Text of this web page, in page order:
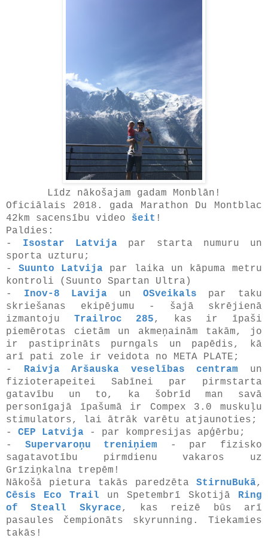
Līdz nākošajam gadam Monblān!
Oficiālais 2018. gada Marathon Du Montblac
42km sacensību video šeit !
Paldies:
- Isostar Latvija par starta numuru un
sporta uzturu;
-Suunto Latvija par laika un kāpuma metru
kontroli (Suunto Spartan Ultra)
- Inov-8 Lavija un OSveikals par taku
skriešanas ekipējumu - šajā skrējienā
izmantoju Trailroc 285, kas ir īpaši
piemērotas cietām un akmeņainām takām, jo
ir pastiprināts purngals un papēdis, kā
arī pati zole ir veidota no META PLATE;
- Raivja Aršauska veselības centram un
fizioterapeitei Sabīnei par pirmstarta
gatavību un to, ka šobrīd man savā
personīgajā īpašumā ir Compex 3.0 muskuļu
stimulators, lai ātrāk varētu atjaunoties;
- CEP Latvija - par kompresijas apģērbu;
- Supervaroņu treniņiem
- par fizisko
sagatavotību pirmdienu vakaros uz
Grīziņkalna trepēm!
Nākošā pietura takās paredzēta StirnuBukā,
Cēsis Eco Trail un Spetembrī Skotijā Ring
of Steall Skyrace, kas reizē būs arī
pasaules čempionāts skyrunning. Tiekamies
takās!